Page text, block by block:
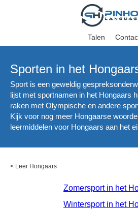
Talen
Sporten in het
Sport is een geweldig
lijst met sportnamen in het Hongaars
raken met Olympische en andere
Kijk voor nog meer Hongaarse
leermiddelen voor Hongaars aan het
< Leer Hongaars
Zomersport in het
Wintersport in het